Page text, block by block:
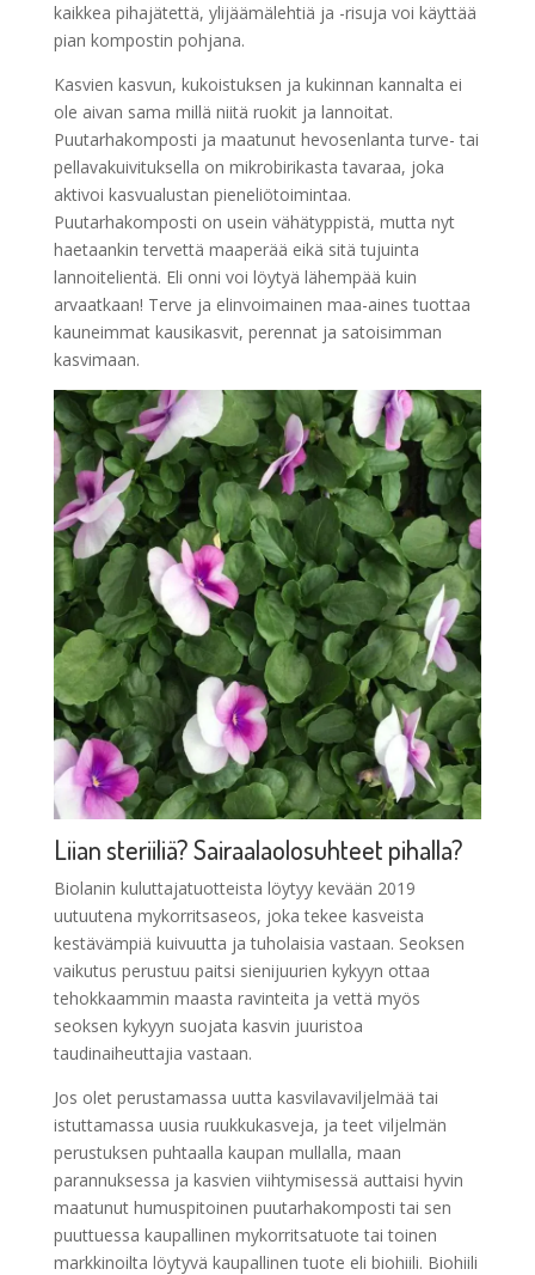
kaikkea pihajätettä, ylijäämälehtiä ja -risuja voi käyttää
pian kompostin pohjana.
Kasvien kasvun, kukoistuksen ja kukinnan kannalta ei
ole aivan sama millä niitä ruokit ja lannoitat.
Puutarhakomposti ja maatunut hevosenlanta turve- tai
pellavakuivituksella on mikrobirikasta tavaraa, joka
aktivoi kasvualustan pieneliötoimintaa.
Puutarhakomposti on usein vähätyppistä, mutta nyt
haetaankin tervettä maaperää eikä sitä tujuinta
lannoitelientä. Eli onni voi löytyä lähempää kuin
arvaatkaan! Terve ja elinvoimainen maa-aines tuottaa
kauneimmat kausikasvit, perennat ja satoisimman
kasvimaan.
Liian steriiliä? Sairaalaolosuhteet pihalla?
Biolanin kuluttajatuotteista löytyy kevään 2019
uutuutena mykorritsaseos, joka tekee kasveista
kestävämpiä kuivuutta ja tuholaisia vastaan. Seoksen
vaikutus perustuu paitsi sienijuurien kykyyn ottaa
tehokkaammin maasta ravinteita ja vettä myös
seoksen kykyyn suojata kasvin juuristoa
taudinaiheuttajia vastaan.
Jos olet perustamassa uutta kasvilavaviljelmää tai
istuttamassa uusia ruukkukasveja, ja teet viljelmän
perustuksen puhtaalla kaupan mullalla, maan
parannuksessa ja kasvien viihtymisessä auttaisi hyvin
maatunut humuspitoinen puutarhakomposti tai sen
puuttuessa kaupallinen mykorritsatuote tai toinen
markkinoilta löytyvä kaupallinen tuote eli biohiili. Biohiili